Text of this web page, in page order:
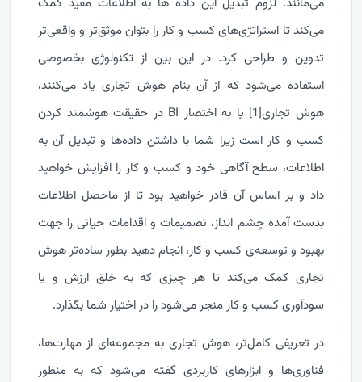
می‌مانند. لزوم تبدیل این داده ها به اطلاعات مفید کمک
می‌کند تا استراتژی‌های کسب و کار را بتوان موثق‌تر و واقعی‌تر
تدوین و طراحی کرد. در این بین از تکنولوژی بخصوصی
استفاده می‌شود که از آن بنام هوش تجاری یاد می‌کنند،
هوش تجاری[1] یا به اختصار BI در حقیقت هوشمند کردن
کسب و کار است زیرا شما با داشتن داده‌ها و تبدیل آن به
اطلاعات، سطح آگاهی خود و کسب و کار را افزایش خواهید
داد و بر اساس آن قادر خواهید بود تا از ماحصل اطلاعات
بدست آمده چشم انداز، تصمیمات و اقدامات حیاتی را جهت
بهبود و توسعه‌ی کسب و کار، انجام دهید بطور ساده‌تر هوش
تجاری کمک می‌کند تا هر چیزی که به خلق ارزش و یا
سودآوری کسب و کار منجر می‌شود را در اختیار شما بگذارد.
در تعریفی کامل‌تر، هوش تجاری به مجموعه‌ای از مهارت‌ها،
فناوری‌ها و ابزارهای کاربردی گفته می‌شود که به‌ منظور